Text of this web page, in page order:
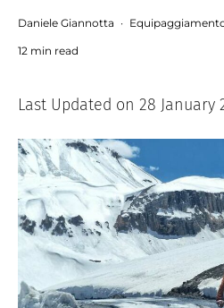
Daniele Giannotta ·
12 min read
Last Updated on 28 January